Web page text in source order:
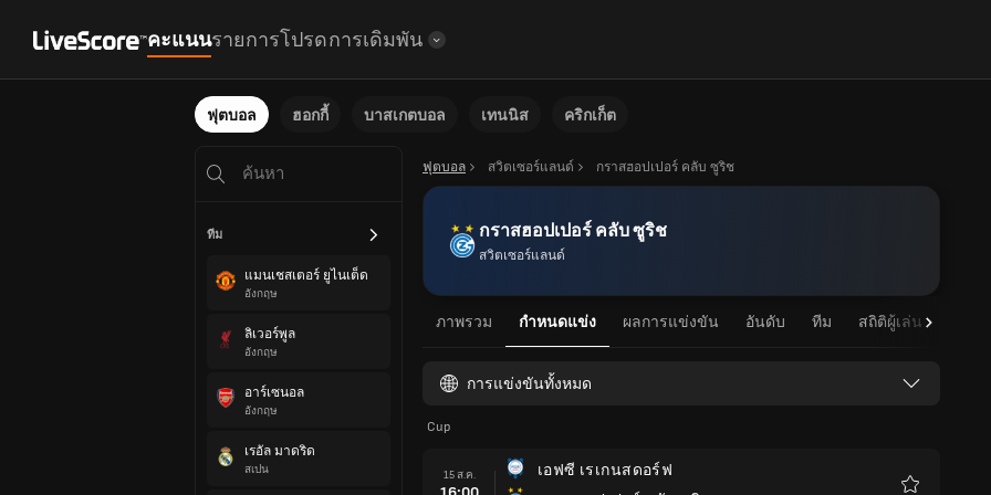
คะแนนรายการโปรดการเดิมพัน
ฟุตบอล ฮอกกี้ บาสเกตบอล เทนนิส คริกเก็ต
ทีม
แมนเชสเตอร์ ยูไนเต็ด
อังกฤษ
ลิเวอร์พูล
อังกฤษ
อาร์เซนอล
อังกฤษ
เรอัล มาดริด
สเปน
ฟุตบอล สวิตเซอร์แลนด์ กราสฮอปเปอร์ คลับ ซูริช
กราสฮอปเปอร์ คลับ ซูริช
สวิตเซอร์แลนด์
ภาพรวม กำหนดแข่ง ผลการแข่งขัน อันดับ ทีม สถิติผู้เล่น
การแข่งขันทั้งหมด
Cup
15 ส.ค.
เอฟซี เรเกนสดอร์ฟ